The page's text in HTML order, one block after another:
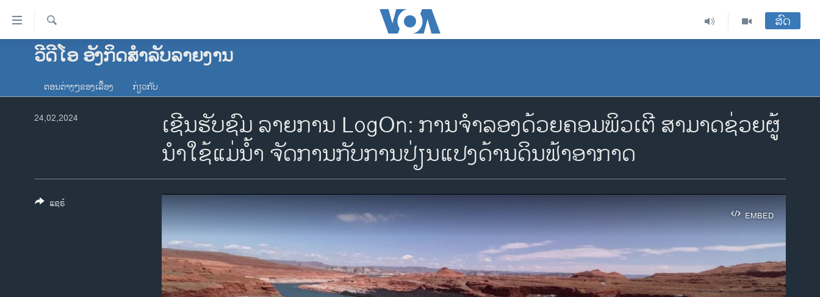
ລິ້ງ
ສຳຫລັບ
ຂ້າມ
ໂຮມເພຈ
ອາເມຣິກາ
ການເລືອກຕັ້ງ ປະທານາທີບໍດີ ສະຫະລັດ
ເອເຊຍ
ຄົ້ນຫາ
ສົດ
ວີດີໂອ ອັງກິດສຳລັບລາຍງານ
ຕອນຕ່າງໆຂອງເລື້ອງ ກ່ຽວກັບ
ເຊີນຮັບຊົມ ລາຍການ LogOn: ການຈຳລອງດ້ວຍຄອມພິວເຕີ ສາມາດຊ່ວຍຜູ້
ນຳໃຊ້ແມ່ນໍ້າ ຈັດການກັບການປ່ຽນແປງດ້ານດິນຟ້າອາກາດ
24,02,2024
EMBED
ແຊຣ໌